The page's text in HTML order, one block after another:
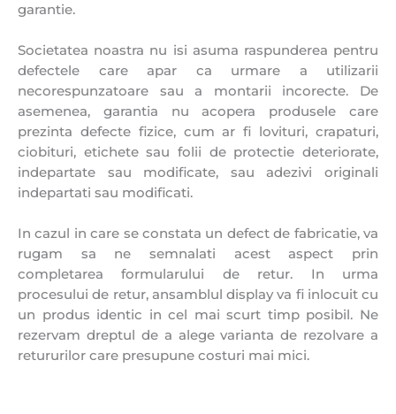
garantie.
Societatea noastra nu isi asuma raspunderea pentru
defectele care apar ca urmare a utilizarii
necorespunzatoare sau a montarii incorecte. De
asemenea, garantia nu acopera produsele care
prezinta defecte fizice, cum ar fi lovituri, crapaturi,
ciobituri, etichete sau folii de protectie deteriorate,
indepartate sau modificate, sau adezivi originali
indepartati sau modificati.
In cazul in care se constata un defect de fabricatie, va
rugam sa ne semnalati acest aspect prin
completarea formularului de retur. In urma
procesului de retur, ansamblul display va fi inlocuit cu
un produs identic in cel mai scurt timp posibil. Ne
rezervam dreptul de a alege varianta de rezolvare a
retururilor care presupune costuri mai mici.